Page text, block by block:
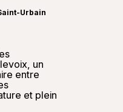
un
entre
et plein
Urbain